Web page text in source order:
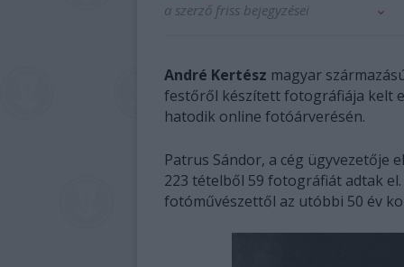
a szerző friss bejegyzései
André Kertész magyar
festőről készített fotográfiája kelt
hatodik online fotóárverésén.
Patrus Sándor, a cég ügyvezetője
223 tételből 59 fotográfiát adtak el.
fotóművészettől az utóbbi 50 év